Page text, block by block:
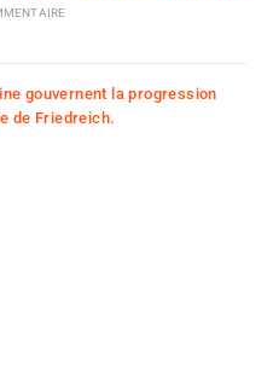
gouvernent la progression
de Friedreich.